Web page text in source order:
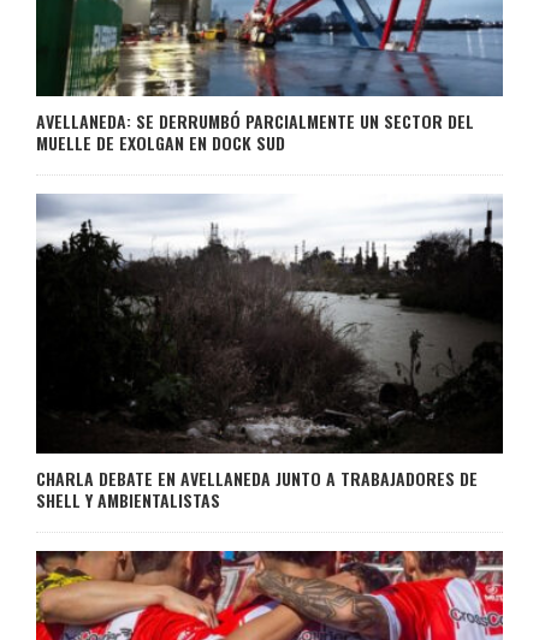
AVELLANEDA: SE DERRUMBÓ PARCIALMENTE UN SECTOR DEL
MUELLE DE EXOLGAN EN DOCK SUD
CHARLA DEBATE EN AVELLANEDA JUNTO A TRABAJADORES DE
SHELL Y AMBIENTALISTAS